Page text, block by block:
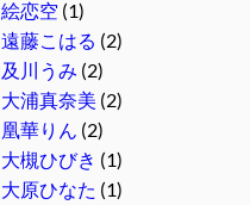
絵恋空 (1)
遠藤こはる (2)
及川うみ (2)
大浦真奈美 (2)
凰華りん (2)
大槻ひびき (1)
大原ひなた (1)